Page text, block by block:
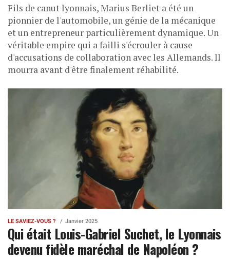
Fils de canut lyonnais, Marius Berliet a été un
pionnier de l'automobile, un génie de la mécanique
et un entrepreneur particulièrement dynamique. Un
véritable empire qui a failli s'écrouler à cause
d'accusations de collaboration avec les Allemands. Il
mourra avant d'être finalement réhabilité.
LE SAVIEZ-VOUS ? Janvier 2025
Qui était Louis-Gabriel Suchet, le Lyonnais
devenu fidèle maréchal de Napoléon ?